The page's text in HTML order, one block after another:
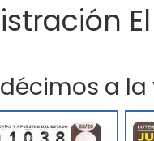
a la